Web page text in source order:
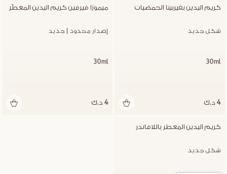
كريم اليدين بفيربينا الحمضيات
شكل جديد
30ml
4 د.ك
ميموزا فيرفين كريم اليدين المعطّر
إصدار محدود | جديد
30ml
4 د.ك
كريم اليدين المعطر باللافاندر
شكل جديد